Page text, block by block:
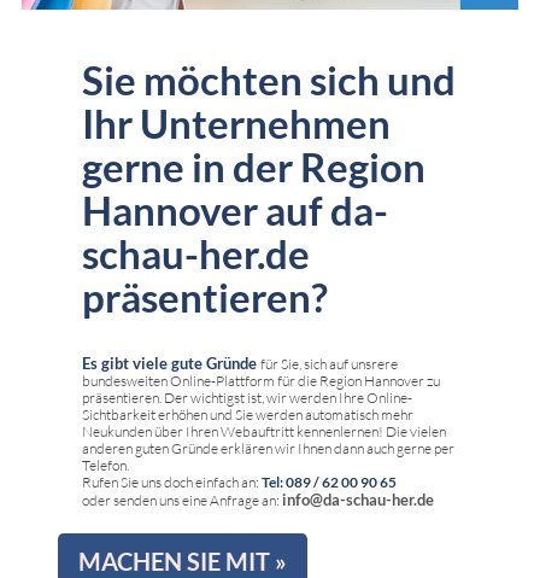
Sie möchten sich und
Ihr Unternehmen
gerne in der Region
Hannover auf da-
schau-her.de
präsentieren?
Es gibt viele gute Gründe für Sie, sich auf unsrere
bundesweiten Online-Plattform für die Region Hannover zu
präsentieren. Der wichtigst ist, wir werden Ihre Online-
Sichtbarkeit erhöhen und Sie werden automatisch mehr
Neukunden über Ihren Webauftritt kennenlernen! Die vielen
anderen guten Gründe erklären wir Ihnen dann auch gerne per
Telefon.
Rufen Sie uns doch einfach an: Tel: 089 / 62 00 90 65
oder senden uns eine Anfrage an: info@da-schau-her.de
MACHEN SIE MIT »